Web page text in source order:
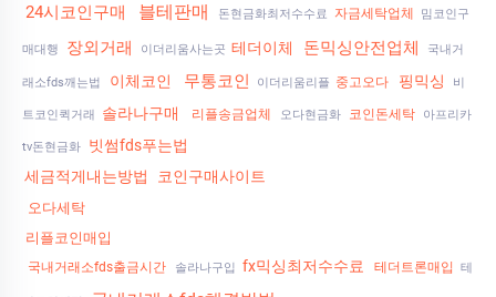
24시코인구매 블테판매 돈현금화최저수수료 자금세탁업체 밈코인구
매대행 장외거래 이더리움사는곳 테더이체 돈믹싱안전업체 국내거
래소fds깨는법 이체코인 무통코인 이더리움리플 중고오다 핑믹싱 비
트코인퀵거래 솔라나구매 리플송금업체 오다현금화 코인돈세탁 아프리카
tv돈현금화
빗썸fds푸는법
세금적게내는방법
코인구매사이트
오다세탁
리플코인매입
국내거래소fds출금시간 솔라나구입 fx믹싱최저수수료 테더트론매입 테